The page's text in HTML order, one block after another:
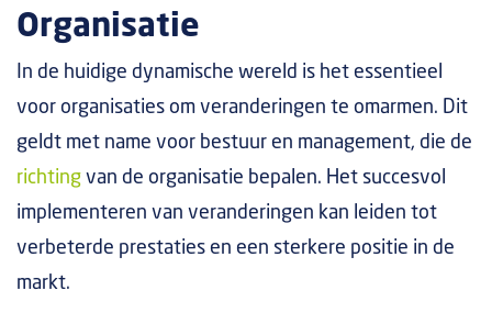
Organisatie
In de huidige dynamische wereld is het essentieel
voor organisaties om veranderingen te omarmen. Dit
geldt met name voor bestuur en management, die de
richting van de organisatie bepalen. Het succesvol
implementeren van veranderingen kan leiden tot
verbeterde prestaties en een sterkere positie in de
markt.